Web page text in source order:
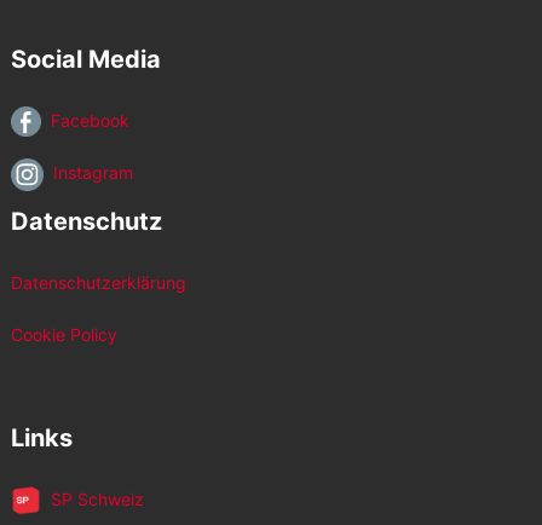
Social Media
Facebook
Instagram
Datenschutz
Datenschutzerklärung
Cookie Policy
Links
SP Schweiz